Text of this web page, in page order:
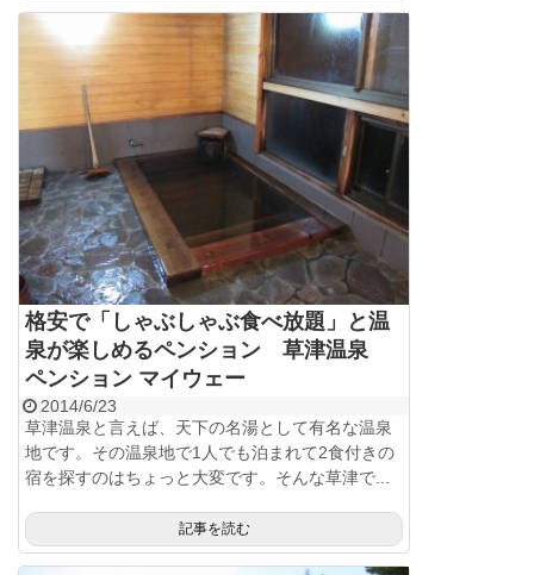
格安で「しゃぶしゃぶ食べ放題」と温
泉が楽しめるペンション 草津温泉
ペンション マイウェー
2014/6/23
草津温泉と言えば、天下の名湯として有名な温泉
地です。その温泉地で1人でも泊まれて2食付きの
宿を探すのはちょっと大変です。そんな草津で...
記事を読む